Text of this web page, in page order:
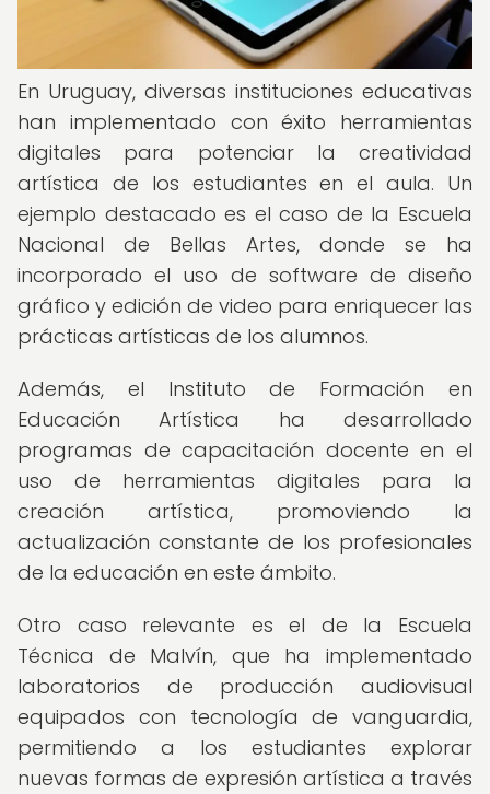
En Uruguay, diversas instituciones educativas
han implementado con éxito herramientas
digitales para potenciar la creatividad
artística de los estudiantes en el aula. Un
ejemplo destacado es el caso de la Escuela
Nacional de Bellas Artes, donde se ha
incorporado el uso de software de diseño
gráfico y edición de video para enriquecer las
prácticas artísticas de los alumnos.
Además, el Instituto de Formación en
Educación Artística ha desarrollado
programas de capacitación docente en el
uso de herramientas digitales para la
creación artística, promoviendo la
actualización constante de los profesionales
de la educación en este ámbito.
Otro caso relevante es el de la Escuela
Técnica de Malvín, que ha implementado
laboratorios de producción audiovisual
equipados con tecnología de vanguardia,
permitiendo a los estudiantes explorar
nuevas formas de expresión artística a través